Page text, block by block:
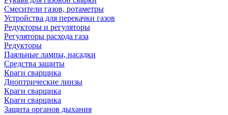
Смесители газов, ротаметры
Устройства для перекачки газов
Редукторы и регуляторы
Регуляторы расхода газа
Редукторы
Паяльные лампы, насадки
Средства защиты
Краги сварщика
Диоптрические линзы
Краги сварщика
Краги сварщика
Защита органов дыхания